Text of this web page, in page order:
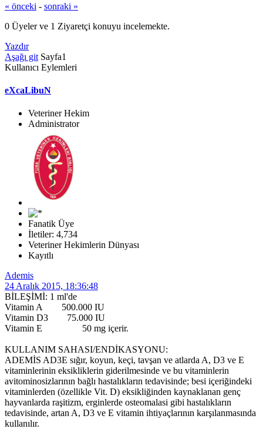
« önceki - sonraki »
0 Üyeler ve 1 Ziyaretçi konuyu incelemekte.
Yazdır
Aşağı git Sayfa1
Kullanıcı Eylemleri
eXcaLibuN
Veteriner Hekim
Administrator
Fanatik Üye
İletiler: 4,734
Veteriner Hekimlerin Dünyası
Kayıtlı
Ademis
24 Aralık 2015, 18:36:48
BİLEŞİMİ: 1 ml'de
Vitamin A 500.000 IU
Vitamin D3 75.000 IU
Vitamin E 50 mg içerir.
KULLANIM SAHASI/ENDİKASYONU:
ADEMİS AD3E sığır, koyun, keçi, tavşan ve atlarda A, D3 ve E
vitaminlerinin eksikliklerin giderilmesinde ve bu vitaminlerin
avitominosizlarının bağlı hastalıkların tedavisinde; besi içeriğindeki
vitaminlerden (özellikle Vit. D) eksikliğinden kaynaklanan genç
hayvanlarda raşitizm, erginlerde osteomalasi gibi hastalıkların
tedavisinde, artan A, D3 ve E vitamin ihtiyaçlarının karşılanmasında
kullanılır.